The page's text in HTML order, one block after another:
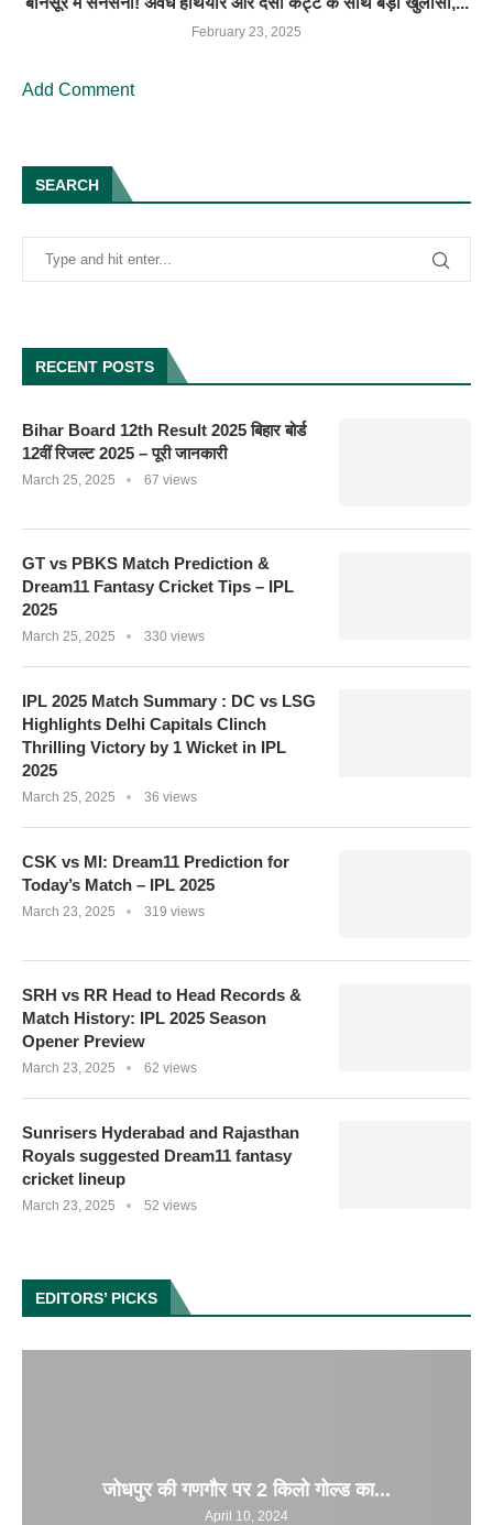
February 23, 2025
Add Comment
SEARCH
RECENT POSTS
Bihar Board 12th Result 2025 बिहार बोर्ड
12वीं रिजल्ट 2025 – पूरी जानकारी
March 25, 2025 67 views
GT vs PBKS Match Prediction &
Dream11 Fantasy Cricket Tips – IPL
2025
March 25, 2025 330 views
IPL 2025 Match Summary : DC vs LSG
Highlights Delhi Capitals Clinch
Thrilling Victory by 1 Wicket in IPL
2025
March 25, 2025 36 views
CSK vs MI: Dream11 Prediction for
Today’s Match – IPL 2025
March 23, 2025 319 views
SRH vs RR Head to Head Records &
Match History: IPL 2025 Season
Opener Preview
March 23, 2025 62 views
Sunrisers Hyderabad and Rajasthan
Royals suggested Dream11 fantasy
cricket lineup
March 23, 2025 52 views
EDITORS’ PICKS
जोधपुर की गणगौर पर 2 किलो गोल्ड का...
April 10, 2024